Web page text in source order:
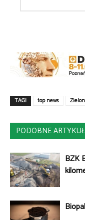
TAGI top news
PODOBNE
BZK